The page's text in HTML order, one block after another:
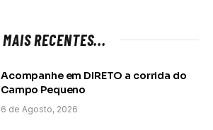
MAIS RECENTES...
Acompanhe em DIRETO a corrida do
Campo Pequeno
6 de Agosto, 2026